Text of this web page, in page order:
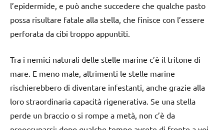
l’epidermide, e può anche succedere che qualche pasto
possa risultare fatale alla stella, che finisce con l’essere
perforata da cibi troppo appuntiti.
Tra i nemici naturali delle stelle marine c’è il tritone di
mare. E meno male, altrimenti le stelle marine
rischierebbero di diventare infestanti, anche grazie alla
loro straordinaria capacità rigenerativa. Se una stella
perde un braccio o si rompe a metà, non c’è da